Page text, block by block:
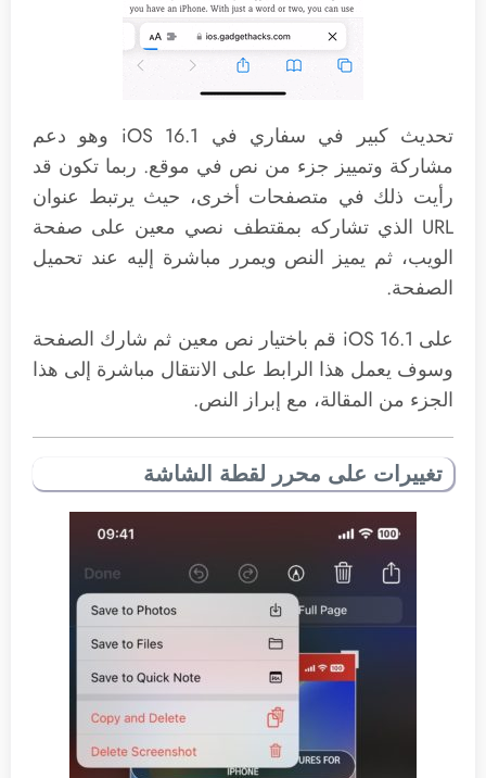
تحديث كبير في سفاري في iOS 16.1 وهو دعم
مشاركة وتمييز جزء من نص في موقع. ربما تكون قد
رأيت ذلك في متصفحات أخرى، حيث يرتبط عنوان
URL الذي تشاركه بمقتطف نصي معين على صفحة
الويب، ثم يميز النص ويمرر مباشرة إليه عند تحميل
الصفحة.
على iOS 16.1 قم باختيار نص معين ثم شارك الصفحة
وسوف يعمل هذا الرابط على الانتقال مباشرة إلى هذا
الجزء من المقالة، مع إبراز النص.
تغييرات على محرر لقطة الشاشة